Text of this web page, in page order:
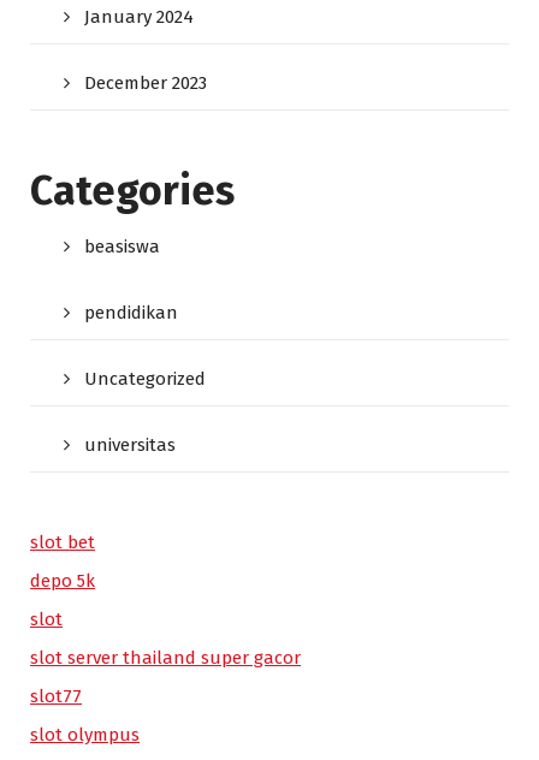
January 2024
December 2023
Categories
beasiswa
pendidikan
Uncategorized
universitas
slot bet
depo 5k
slot
slot server thailand super gacor
slot77
slot olympus